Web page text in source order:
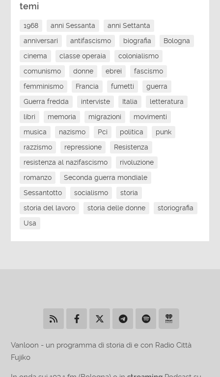
temi
1968 anni Sessanta
anni Settanta
anniversari
antifascismo biografia
Bologna
cinema
classe operaia
colonialismo
comunismo
donne ebrei
fascismo
femminismo
Francia fumetti
guerra
Guerra fredda
interviste Italia
letteratura
libri
memoria migrazioni
movimenti
musica
nazismo Pci politica
punk
razzismo
repressione
Resistenza
resistenza al nazifascismo
rivoluzione
romanzo
Seconda guerra mondiale
Sessantotto
socialismo
storia
storia del lavoro
storia delle donne
storiografia
Usa
Vanloon - un programma di storia di e con Radio Città
Fujiko